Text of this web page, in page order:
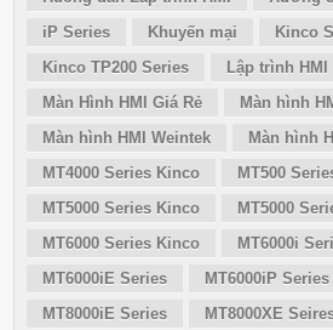
iP Series
Khuyến mại
Kinco
Kinco TP200 Series
Lập trình HMI
Màn Hình HMI Giá Rẻ
Màn hình
Màn hình HMI Weintek
Màn hình
MT4000 Series Kinco
MT500
MT5000 Series Kinco
MT5000
MT6000 Series Kinco
MT6000i
MT6000iE Series
MT6000iP Series
MT8000iE Series
MT8000XE